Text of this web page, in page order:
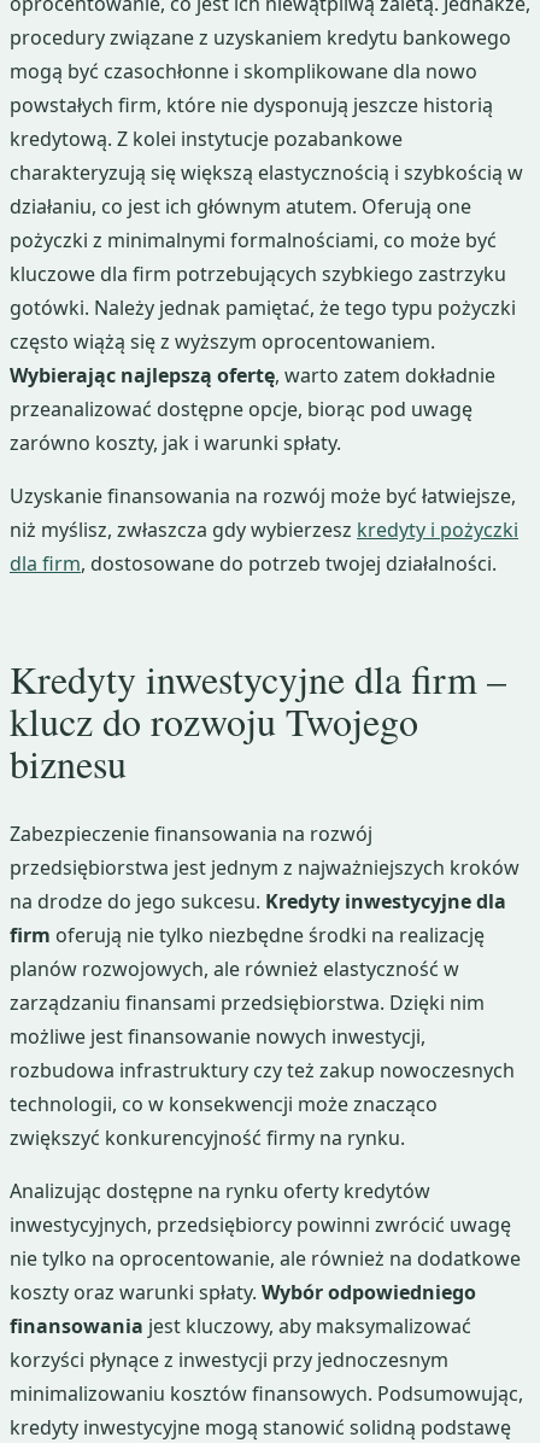
procedury związane z uzyskaniem kredytu bankowego
mogą być czasochłonne i skomplikowane dla nowo
powstałych firm, które nie dysponują jeszcze historią
kredytową. Z kolei instytucje pozabankowe
charakteryzują się większą elastycznością i szybkością w
działaniu, co jest ich głównym atutem. Oferują one
pożyczki z minimalnymi formalnościami, co może być
kluczowe dla firm potrzebujących szybkiego zastrzyku
gotówki. Należy jednak pamiętać, że tego typu pożyczki
często wiążą się z wyższym oprocentowaniem.
Wybierając najlepszą ofertę, warto zatem dokładnie
przeanalizować dostępne opcje, biorąc pod uwagę
zarówno koszty, jak i warunki spłaty.
Uzyskanie finansowania na rozwój może być łatwiejsze,
niż myślisz, zwłaszcza gdy wybierzesz kredyty i pożyczki
dla firm, dostosowane do potrzeb twojej działalności.
Kredyty inwestycyjne dla firm –
klucz do rozwoju Twojego
biznesu
Zabezpieczenie finansowania na rozwój
przedsiębiorstwa jest jednym z najważniejszych kroków
na drodze do jego sukcesu. Kredyty inwestycyjne dla
firm oferują nie tylko niezbędne środki na realizację
planów rozwojowych, ale również elastyczność w
zarządzaniu finansami przedsiębiorstwa. Dzięki nim
możliwe jest finansowanie nowych inwestycji,
rozbudowa infrastruktury czy też zakup nowoczesnych
technologii, co w konsekwencji może znacząco
zwiększyć konkurencyjność firmy na rynku.
Analizując dostępne na rynku oferty kredytów
inwestycyjnych, przedsiębiorcy powinni zwrócić uwagę
nie tylko na oprocentowanie, ale również na dodatkowe
koszty oraz warunki spłaty. Wybór odpowiedniego
finansowania jest kluczowy, aby maksymalizować
korzyści płynące z inwestycji przy jednoczesnym
minimalizowaniu kosztów finansowych. Podsumowując,
kredyty inwestycyjne mogą stanowić solidną podstawę